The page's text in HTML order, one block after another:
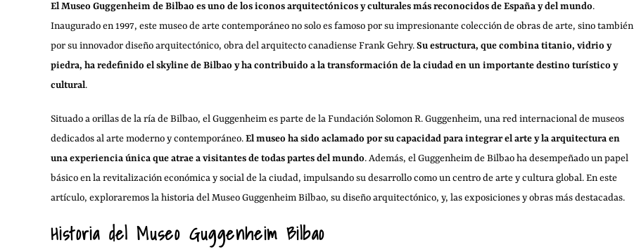
El Museo Guggenheim de Bilbao es uno de los iconos arquitectónicos y culturales más reconocidos de España y del mundo.
Inaugurado en 1997, este museo de arte contemporáneo no solo es famoso por su impresionante colección de obras de arte, sino también
por su innovador diseño arquitectónico, obra del arquitecto canadiense Frank Gehry.Su estructura, que combina titanio, vidrio y
piedra, ha redefinido el skyline de Bilbao y ha contribuido a la transformación de la ciudad en un importante destino turístico y
cultural.
Situado a orillas de la ría de Bilbao, el Guggenheim es parte de la Fundación Solomon R. Guggenheim, una red internacional de museos
dedicados al arte moderno y contemporáneo.El museo ha sido aclamado por su capacidad para integrar el arte y la arquitectura en
una experiencia única que atrae a visitantes de todas partes del mundo. Además, el Guggenheim de Bilbao ha desempeñado un papel
básico en la revitalización económica y social de la ciudad, impulsando su desarrollo como un centro de arte y cultura global. En este
artículo, exploraremos la historia del Museo Guggenheim Bilbao, su diseño arquitectónico, y, las exposiciones y obras más destacadas.
Historia del Museo Guggenheim Bilbao